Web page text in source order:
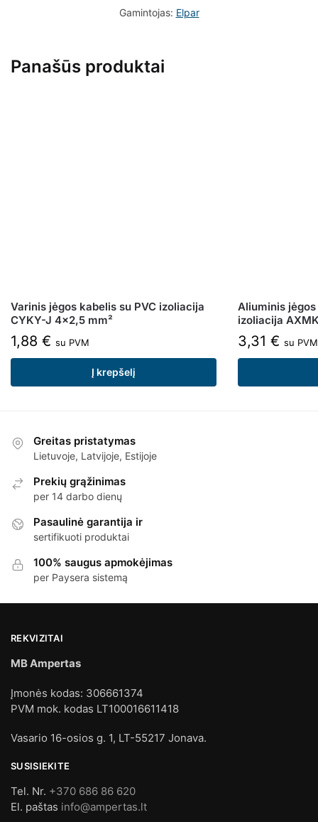
Gamintojas: Elpar
Panašūs produktai
Varinis jėgos kabelis su PVC izoliacija
CYKY-J 4×2,5 mm²
1,88 € su PVM
Į krepšelį
Aliuminis jėgos
izoliacija
3,31 € su PVM
Greitas pristatymas
Lietuvoje, Latvijoje, Estijoje
Prekių grąžinimas
per 14 darbo dienų
Pasaulinė garantija ir
sertifikuoti produktai
100% saugus apmokėjimas
per Paysera sistemą
REKVIZITAI
MB Ampertas
Įmonės kodas: 306661374
PVM mok. kodas LT100016611418
Vasario 16-osios g. 1, LT-55217 Jonava.
SUSISIEKITE
Tel. Nr. +370 686 86 620
El. paštas info@ampertas.lt